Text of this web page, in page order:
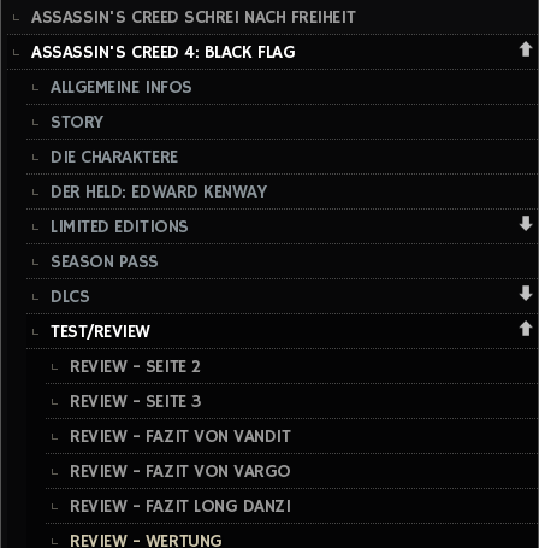
ASSASSIN'S CREED SCHREI NACH FREIHEIT
ASSASSIN'S CREED 4: BLACK FLAG
ALLGEMEINE INFOS
STORY
DIE CHARAKTERE
DER HELD: EDWARD KENWAY
LIMITED EDITIONS
SEASON PASS
DLCS
TEST/REVIEW
REVIEW - SEITE 2
REVIEW - SEITE 3
REVIEW - FAZIT VON VANDIT
REVIEW - FAZIT VON VARGO
REVIEW - FAZIT LONG DANZI
REVIEW - WERTUNG